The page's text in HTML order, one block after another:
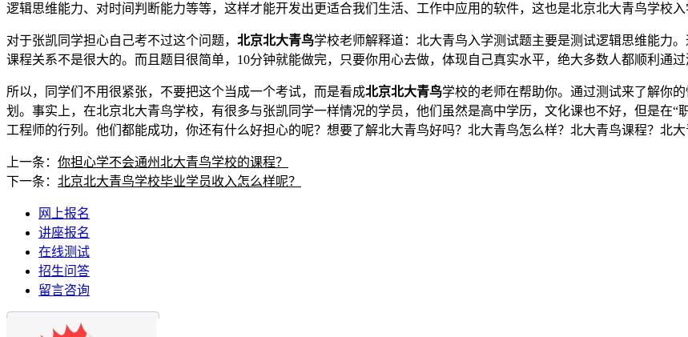
逻辑思维能力、对时间判断能力等等，这样才能开发出更适合我们生活、工作中应用的软件，这也是北京北大青鸟学校入
对于张凯同学担心自己考不过这个问题， 北京北大青鸟学校老师解释道：北大青鸟入学测试题主要是测试逻辑思维能力
课程关系不是很大的。而且题目很简单，10分钟就能做完，只要你用心去做，体现自己真实水平，绝大多数人都顺利通过
所以，同学们不用很紧张，不要把这个当成一个考试，而是看成北京北大青鸟学校的老师在帮助你。通过测试来了解你
划。事实上，在北京北大青鸟学校，有很多与张凯同学一样情况的学员，他们虽然是高中学历，文化课也不好，但是在“
工程师的行列。他们都能成功，你还有什么好担心的呢？想要了解北大青鸟好吗？北大青鸟怎么样？北大青鸟课程？北
上一条： 你担心学不会通州北大青鸟学校的课程？
下一条： 北京北大青鸟学校毕业学员收入怎么样呢？
网上报名
讲座报名
在线测试
招生问答
留言咨询